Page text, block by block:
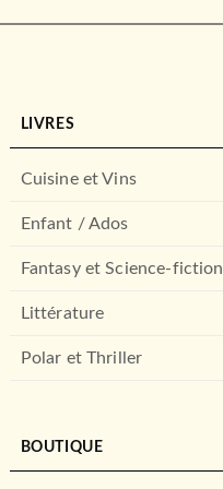
LIVRES
Cuisine et Vins
Enfant / Ados
Fantasy et Science-fiction
Littérature
Polar et Thriller
BOUTIQUE